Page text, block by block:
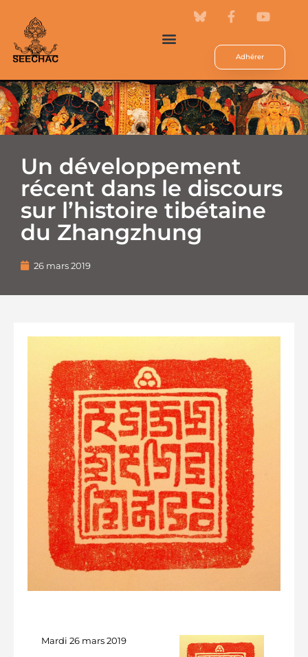
Adhérer
Un développement
récent dans le discours
sur l’histoire tibétaine
du Zhangzhung
26 mars 2019
Mardi 26 mars 2019